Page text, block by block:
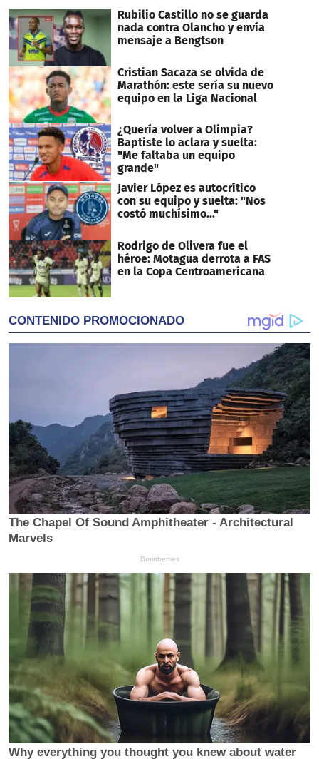
Rubilio Castillo no se guarda
nada contra Olancho y envía
mensaje a Bengtson
Cristian Sacaza se olvida de
Marathón: este sería su nuevo
equipo en la Liga Nacional
¿Quería volver a Olimpia?
Baptiste lo aclara y suelta:
"Me faltaba un equipo
grande"
Javier López es autocrítico
con su equipo y suelta: "Nos
costó muchísimo..."
Rodrigo de Olivera fue el
héroe: Motagua derrota a FAS
en la Copa Centroamericana